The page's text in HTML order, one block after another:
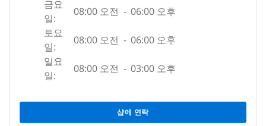
금요
일:
08:00 오전 - 06:00 오후
토요
일:
08:00 오전 - 06:00 오후
일요
일:
08:00 오전 - 03:00 오후
샵에 연락